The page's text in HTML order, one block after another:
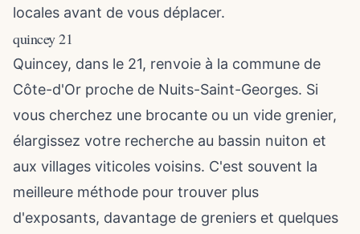
locales avant de vous déplacer.
quincey 21
Quincey, dans le 21, renvoie à la commune de
Côte-d'Or proche de Nuits-Saint-Georges. Si
vous cherchez une brocante ou un vide grenier,
élargissez votre recherche au bassin nuiton et
aux villages viticoles voisins. C'est souvent la
meilleure méthode pour trouver plus
d'exposants, davantage de greniers et quelques